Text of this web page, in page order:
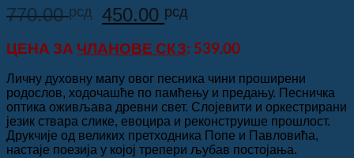
770.00рсд
Оригинална
цена
је
била:
770.00 рсд.
450.00 рсд
је:
450.00 рсд.
ЦЕНА ЗА ЧЛАНОВЕ СКЗ: 539.00
Личну духовну мапу овог песника чини проширени
родослов, ходочашће по памћењу и предању. Песничка
оптика оживљава древни свет. Слојевити и оркестрирани
језик ствара слике, евоцира и реконструише прошлост.
Друкчије од великих претходника Попе и Павловића,
настаје поезија у којој трепери љубав постојања.